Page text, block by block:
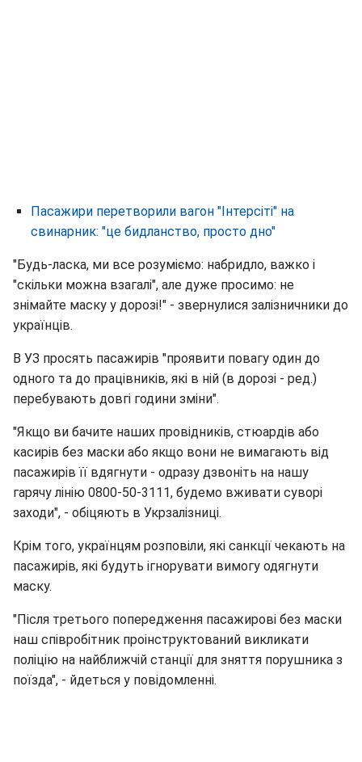
Пасажири перетворили вагон "Інтерсіті" на
свинарник: "це бидланство, просто дно"
"Будь-ласка, ми все розуміємо: набридло, важко і
"скільки можна взагалі", але дуже просимо: не
знімайте маску у дорозі!" - звернулися залізничники до
українців.
В УЗ просять пасажирів "проявити повагу один до
одного та до працівників, які в ній (в дорозі - ред.)
перебувають довгі години зміни".
"Якщо ви бачите наших провідників, стюардів або
касирів без маски або якщо вони не вимагають від
пасажирів її вдягнути - одразу дзвоніть на нашу
гарячу лінію 0800-50-3111, будемо вживати суворі
заходи", - обіцяють в Укрзалізниці.
Крім того, українцям розповіли, які санкції чекають на
пасажирів, які будуть ігнорувати вимогу одягнути
маску.
"Після третього попередження пасажирові без маски
наш співробітник проінструктований викликати
поліцію на найближчій станції для зняття порушника з
поїзда", - йдеться у повідомленні.